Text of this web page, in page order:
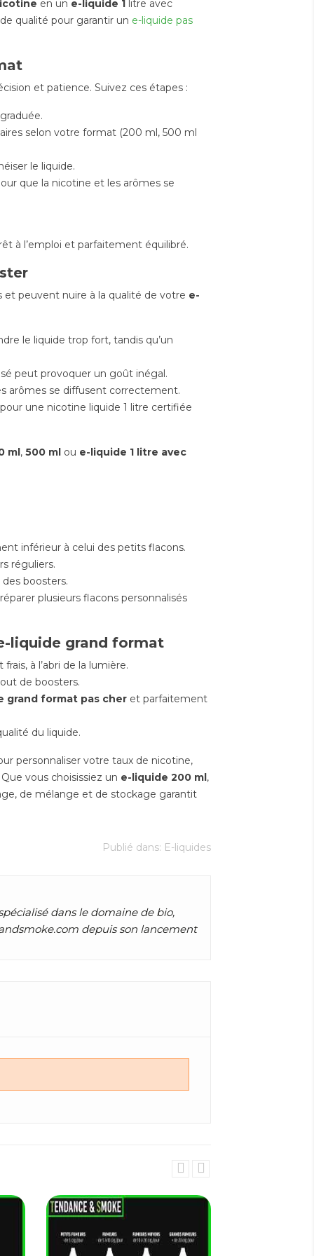
à plus de 13
des
dans:
2026, le prix du
Les paquets
de 10...
liquide grand format
715 vues
en plus les vapoteurs en
en un e-liquide 1 litre avec
qualité pour garantir un e-liquide pas
et patience. Suivez ces étapes :
selon votre format (200 ml, 500 ml
le liquide.
que la nicotine et les arômes se
à l’emploi et parfaitement équilibré.
et peuvent nuire à la qualité de votre e-
le liquide trop fort, tandis qu’un
peut provoquer un goût inégal.
arômes se diffusent correctement.
une nicotine liquide 1 litre certifiée
ml, 500 ml ou e-liquide 1 litre avec
inférieur à celui des petits flacons.
réguliers.
boosters.
plusieurs flacons personnalisés
liquide grand format
à l’abri de la lumière.
de boosters.
grand format pas cher et parfaitement
du liquide.
personnaliser votre taux de nicotine,
vous choisissiez un e-liquide 200 ml,
de mélange et de stockage garantit
Publié dans: E-liquides
dans le domaine de bio,
depuis son lancement